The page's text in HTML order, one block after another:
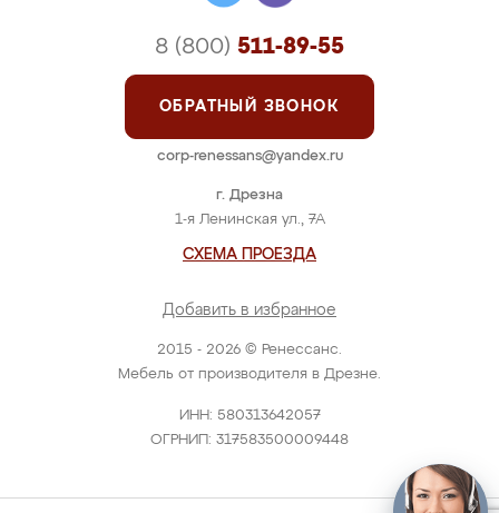
2015 - 2026 © Ренессанс.
Мебель от производителя в Дрезне.
ИНН: 580313642057
ОГРНИП: 317583500009448
г. Дрезна
1-я Ленинская ул., 7А
СХЕМА ПРОЕЗДА
Добавить в избранное
8 (800) 511-89-55
ОБРАТНЫЙ ЗВОНОК
corp-renessans@yandex.ru